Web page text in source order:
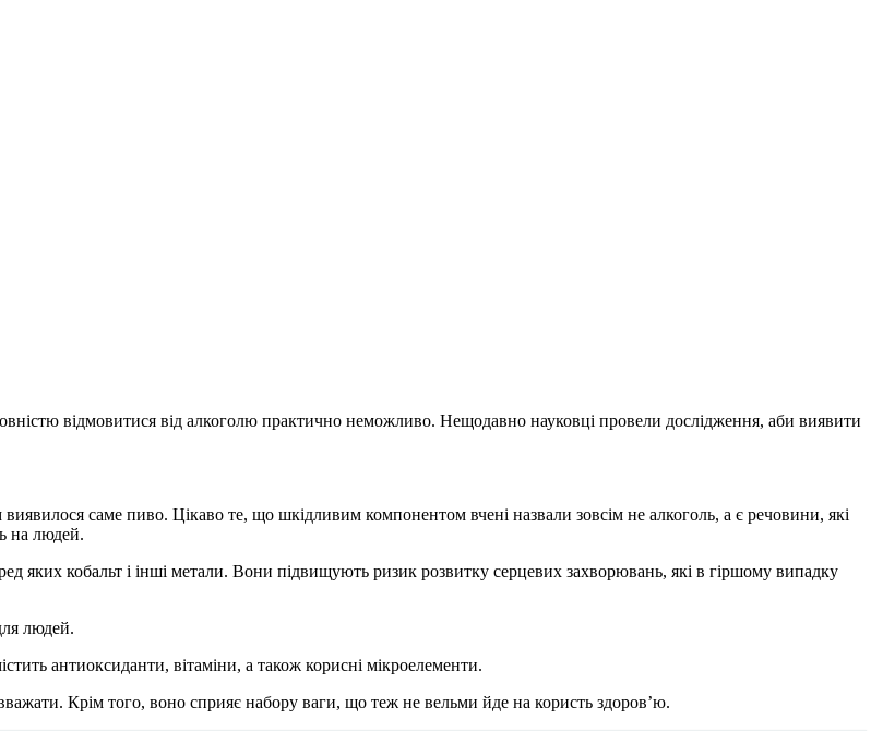
відмовитися від алкоголю практично неможливо. Нещодавно науковці провели дослідження, аби виявити
саме пиво. Цікаво те, що шкідливим компонентом вчені назвали зовсім не алкоголь, а є речовини, які
на людей.
яких кобальт і інші метали. Вони підвищують ризик розвитку серцевих захворювань, які в гіршому випадку
людей.
антиоксиданти, вітаміни, а також корисні мікроелементи.
Крім того, воно сприяє набору ваги, що теж не вельми йде на користь здоров’ю.